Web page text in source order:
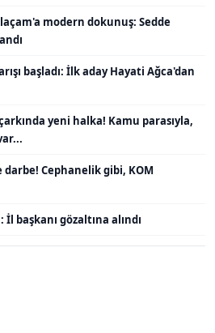
modern dokunuş: Sedde
başladı: İlk aday Hayati Ağca'dan
yeni halka! Kamu parasıyla,
Cephanelik gibi, KOM
başkanı gözaltına alındı